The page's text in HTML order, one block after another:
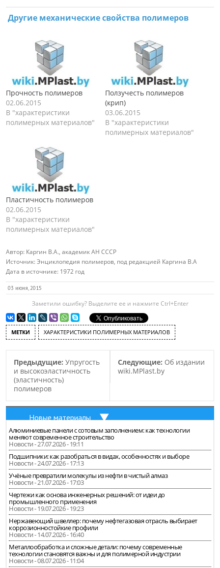
Другие механические свойства полимеров
Прочность полимеров
02.06.2015
В "характеристики
полимерных материалов"
Ползучесть полимеров
(крип)
03.06.2015
В "характеристики
полимерных материалов"
Пластичность полимеров
02.06.2015
В "характеристики
полимерных материалов"
Автор: Каргин В.А., академик АН СССР
Источник:Энциклопедия полимеров, под редакцией Каргина В.А
Дата в источнике: 1972 год
03 июня, 2015
Заметили ошибку? Выделите ее и нажмите Ctrl+Enter
МЕТКИ ХАРАКТЕРИСТИКИ ПОЛИМЕРНЫХ МАТЕРИАЛОВ
Предыдущие: Упругость
и высокоэластичность
(эластичность)
полимеров
Следующие: Об издании
wiki.MPlast.by
Новые материалы
Алюминиевые панели с сотовым заполнением: как технологии
меняют современное строительство
Новости - 27.07.2026 - 19:11
Подшипники: как разобраться в видах, особенностях и выборе
Новости - 24.07.2026 - 17:13
Учёные превратили молекулы из нефти в чистый алмаз
Новости - 21.07.2026 - 17:03
Чертежи как основа инженерных решений: от идеи до
промышленного применения
Новости - 19.07.2026 - 19:23
Нержавеющий швеллер: почему нефтегазовая отрасль выбирает
коррозионностойкие профили
Новости - 14.07.2026 - 16:40
Металлообработка и сложные детали: почему современные
технологии становятся важны и для полимерной индустрии
Новости - 08.07.2026 - 11:04